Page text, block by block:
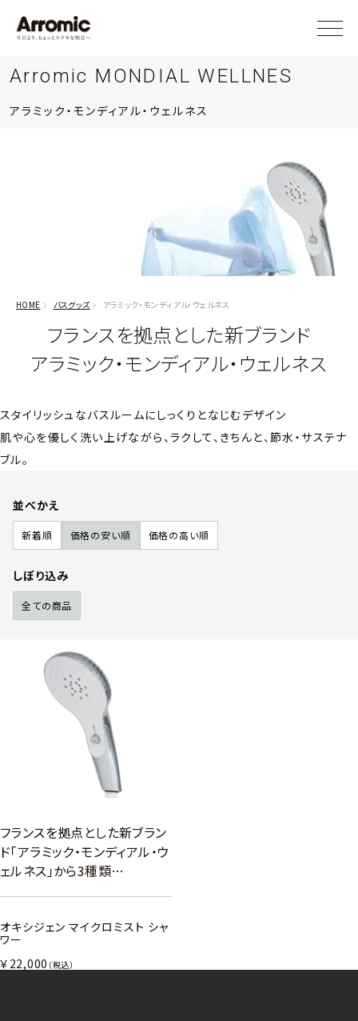
Arromic MONDIAL WELLNES
アラミック・モンディアル・ウェルネス
HOME バスグッズ アラミック・モンディアル・ウェルネス
フランスを拠点とした新ブランド
アラミック・モンディアル・ウェルネス
スタイリッシュなバスルームにしっくりとなじむデザイン
肌や心を優しく洗い上げながら、ラクして、きちんと、節水・サステナ
ブル。
並べかえ
新着順 価格の安い順 価格の高い順
しぼり込み
全ての商品
フランスを拠点とした新ブラン
ド「アラミック・モンディアル・ウ
ェルネス」から3種類…
オキシジェン マイクロミスト シャ
ワー
￥22,000 （税込）